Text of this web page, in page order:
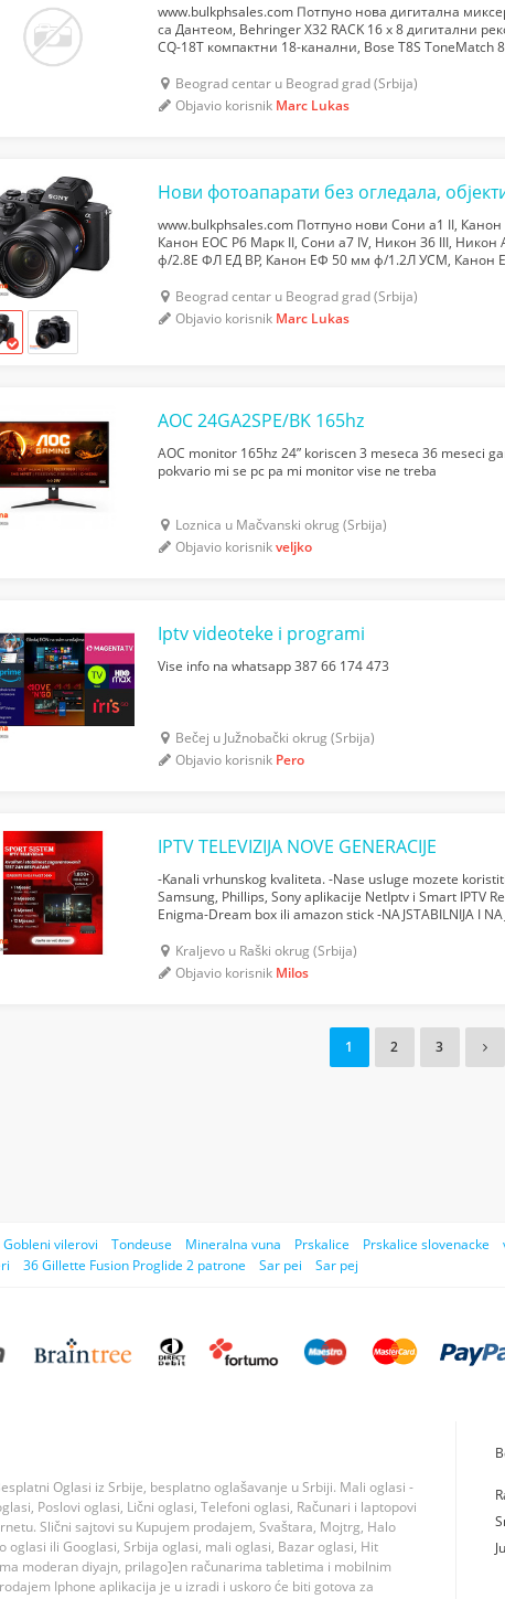
www.bulkphsales.com Потпуно нова дигитална
са Дантеом, Behringer X32 RACK 16 x 8 дигитални
CQ-18T компактни 18-канални, Bose T8S ToneMatch
Beograd centar u Beograd grad (Srbija)
Objavio korisnik Marc Lukas
www.bulkphsales.com Потпуно нови Сони а1 II,
Канон ЕОС Р6 Марк II, Сони а7 IV, Никон З6 III,
ф/2.8Е ФЛ ЕД ВР, Канон ЕФ 50 мм ф/1.2Л УСМ, Канон
Beograd centar u Beograd grad (Srbija)
Objavio korisnik Marc Lukas
AOC 24GA2SPE/BK 165hz
AOC monitor 165hz 24” koriscen 3 meseca 36 meseci
pokvario mi se pc pa mi monitor vise ne treba
Loznica u Mačvanski okrug (Srbija)
Objavio korisnikveljko
Iptv videoteke i programi
Vise info na whatsapp 387 66 174 473
Bečej u Južnobački okrug (Srbija)
Objavio korisnik Pero
IPTV TELEVIZIJA NOVE GENERACIJE
-Kanali vrhunskog kvaliteta. -Nase usluge mozete
Samsung, Phillips, Sony aplikacije NetIptv i Smart IPTV
Enigma-Dream box ili amazon stick -NAJSTABILNIJA I
Kraljevo u Raški okrug (Srbija)
Objavio korisnik Milos
1 2 3
Gobleni vilerovi Tondeuse Mineralna vuna Prskalice Prskalice slovenacke
36 Gillette Fusion Proglide 2 patrone Sar pei Sar pej
Oglasi iz Srbije, besplatno oglašavanje u Srbiji. Mali oglasi -
Poslovi oglasi, Lični oglasi, Telefoni oglasi, Računari i laptopovi
Slični sajtovi su Kupujem prodajem, Svaštara, Mojtrg, Halo
ili Googlasi, Srbija oglasi, mali oglasi, Bazar oglasi, Hit
moderan diyajn, prilago]en računarima tabletima i mobilnim
Iphone aplikacija je u izradi i uskoro će biti gotova za